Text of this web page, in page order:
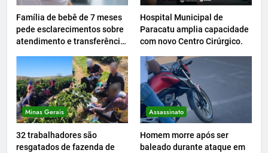
Família de bebê de 7 meses
pede esclarecimentos sobre
atendimento e transferência
Hospital Municipal de
Paracatu amplia capacidade
com novo Centro Cirúrgico.
Minas Gerais
32 trabalhadores são
resgatados de fazenda de
Assassinato
Homem morre após ser
baleado durante ataque em